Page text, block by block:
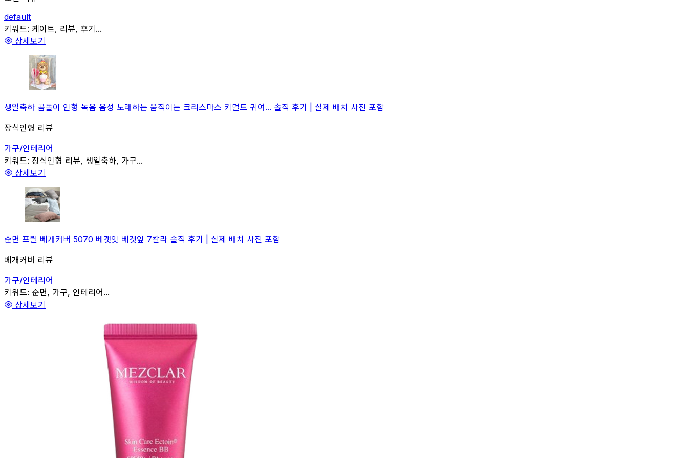
default
관련
키워드: 케이트, 리뷰, 후기...
상세보기
생일축하 곰돌이 인형 녹음 음성 노래하는 움직이는 크리스마스 키덜트 귀여... 솔직 후기 | 실제 배치 사진 포함
장식인형 리뷰
가구/인테리어
관련
키워드: 장식인형 리뷰, 생일축하, 가구...
상세보기
순면 프릴 베개커버 5070 베갯잇 베겟잎 7칼라 솔직 후기 | 실제 배치 사진 포함
베개커버 리뷰
가구/인테리어
관련
키워드: 순면, 가구, 인테리어...
상세보기